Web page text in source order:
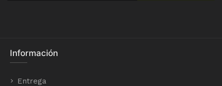
Información
Entrega